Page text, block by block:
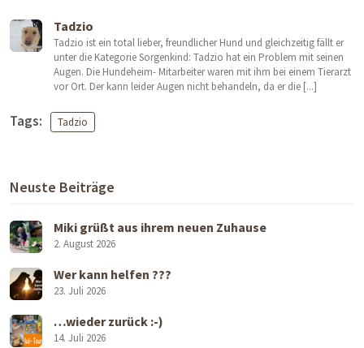
Tadzio
Tadzio ist ein total lieber, freundlicher Hund und gleichzeitig fällt er
unter die Kategorie Sorgenkind: Tadzio hat ein Problem mit seinen
Augen. Die Hundeheim- Mitarbeiter waren mit ihm bei einem Tierarzt
vor Ort. Der kann leider Augen nicht behandeln, da er die [...]
Tags: Tadzio
Neuste Beiträge
Miki grüßt aus ihrem neuen Zuhause
2. August 2026
Wer kann helfen ???
23. Juli 2026
…wieder zurück :-)
14. Juli 2026